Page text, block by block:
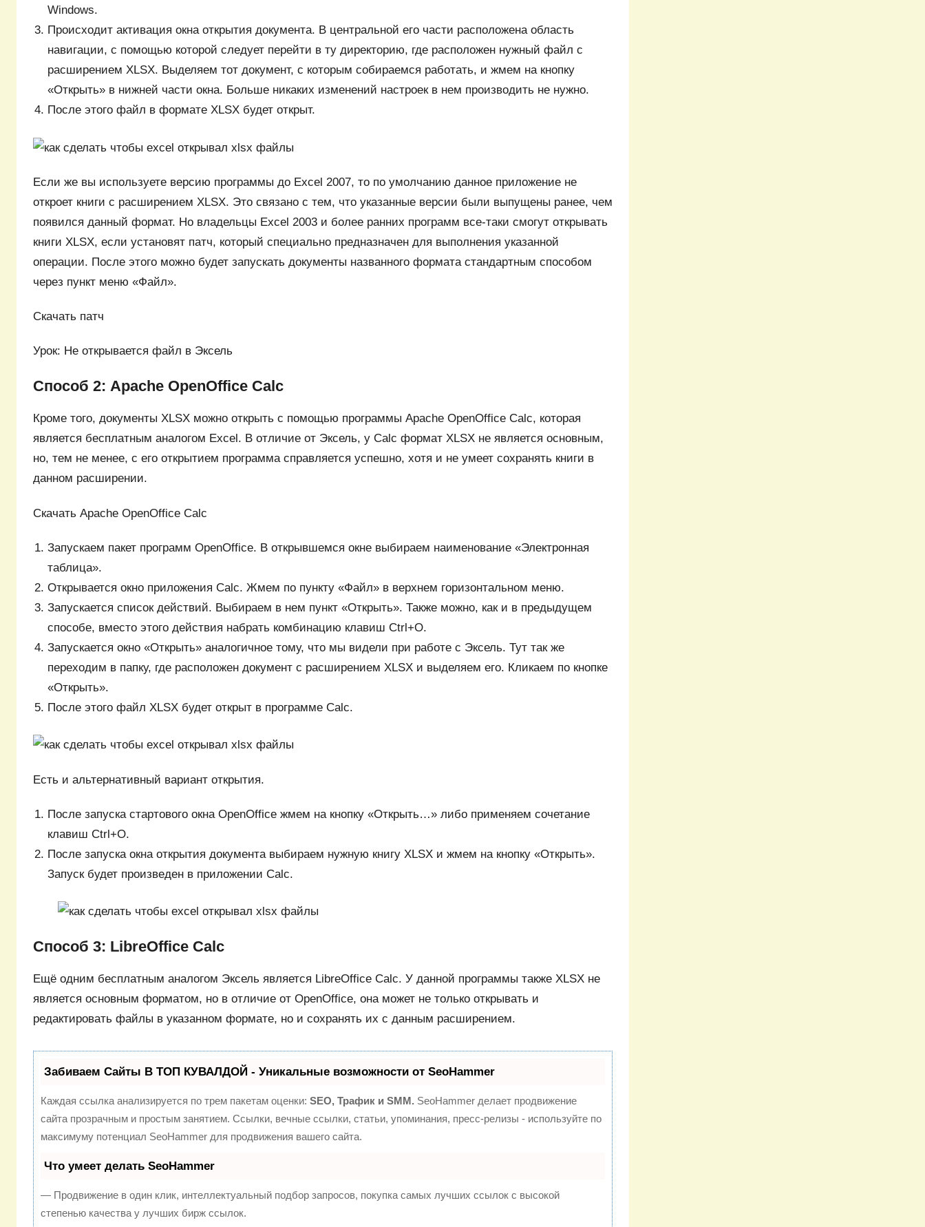
Windows.
Происходит активация окна открытия документа. В центральной его части расположена область
навигации, с помощью которой следует перейти в ту директорию, где расположен нужный файл с
расширением XLSX. Выделяем тот документ, с которым собираемся работать, и жмем на кнопку
«Открыть» в нижней части окна. Больше никаких изменений настроек в нем производить не нужно.
После этого файл в формате XLSX будет открыт.
Если же вы используете версию программы до Excel 2007, то по умолчанию данное приложение не
откроет книги с расширением XLSX. Это связано с тем, что указанные версии были выпущены ранее, чем
появился данный формат. Но владельцы Excel 2003 и более ранних программ все-таки смогут открывать
книги XLSX, если установят патч, который специально предназначен для выполнения указанной
операции. После этого можно будет запускать документы названного формата стандартным способом
через пункт меню «Файл».
Скачать патч
Урок: Не открывается файл в Эксель
Способ 2: Apache OpenOffice Calc
Кроме того, документы XLSX можно открыть с помощью программы Apache OpenOffice Calc, которая
является бесплатным аналогом Excel. В отличие от Эксель, у Calc формат XLSX не является основным,
но, тем не менее, с его открытием программа справляется успешно, хотя и не умеет сохранять книги в
данном расширении.
Скачать Apache OpenOffice Calc
Запускаем пакет программ OpenOffice. В открывшемся окне выбираем наименование «Электронная
таблица».
Открывается окно приложения Calc. Жмем по пункту «Файл» в верхнем горизонтальном меню.
Запускается список действий. Выбираем в нем пункт «Открыть». Также можно, как и в предыдущем
способе, вместо этого действия набрать комбинацию клавиш Ctrl+O.
Запускается окно «Открыть» аналогичное тому, что мы видели при работе с Эксель. Тут так же
переходим в папку, где расположен документ с расширением XLSX и выделяем его. Кликаем по кнопке
«Открыть».
После этого файл XLSX будет открыт в программе Calc.
Есть и альтернативный вариант открытия.
После запуска стартового окна OpenOffice жмем на кнопку «Открыть…» либо применяем сочетание
клавиш Ctrl+O.
После запуска окна открытия документа выбираем нужную книгу XLSX и жмем на кнопку «Открыть».
Запуск будет произведен в приложении Calc.
Способ 3: LibreOffice Calc
Ещё одним бесплатным аналогом Эксель является LibreOffice Calc. У данной программы также XLSX не
является основным форматом, но в отличие от OpenOffice, она может не только открывать и
редактировать файлы в указанном формате, но и сохранять их с данным расширением.
Забиваем Сайты В ТОП КУВАЛДОЙ - Уникальные возможности от SeoHammer
Каждая ссылка анализируется по трем пакетам оценки: SEO, Трафик и SMM. SeoHammer делает продвижение
сайта прозрачным и простым занятием. Ссылки, вечные ссылки, статьи, упоминания, пресс-релизы - используйте по
максимуму потенциал SeoHammer для продвижения вашего сайта.
Что умеет делать SeoHammer
— Продвижение в один клик, интеллектуальный подбор запросов, покупка самых лучших ссылок с высокой
степенью качества у лучших бирж ссылок.